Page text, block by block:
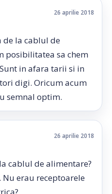
26 aprilie 2018
de la cablul de
posibilitatea sa chem
in afara tarii si in
digi. Oricum acum
semnal optim.
26 aprilie 2018
cablul de alimentare?
erau receptoarele